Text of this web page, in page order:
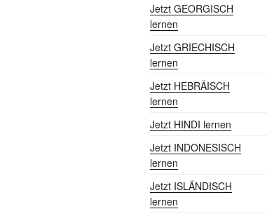
Jetzt GEORGISCH
lernen
Jetzt GRIECHISCH
lernen
Jetzt HEBRÄISCH
lernen
Jetzt HINDI lernen
Jetzt INDONESISCH
lernen
Jetzt ISLÄNDISCH
lernen